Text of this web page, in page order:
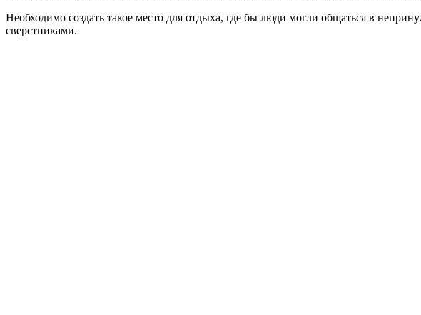
Необходимо создать такое место для отдыха, где бы люди могли общаться в
сверстниками.